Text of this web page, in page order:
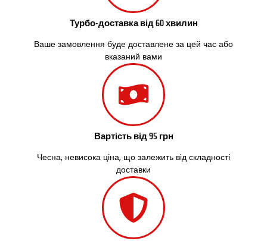
Турбо-доставка від 60 хвилин
Ваше замовлення буде доставлене за цей час або
вказаний вами
Вартість від 95 грн
Чесна, невисока ціна, що залежить від складності
доставки
Слобожанське
Софіївська Борщагівка
Суми